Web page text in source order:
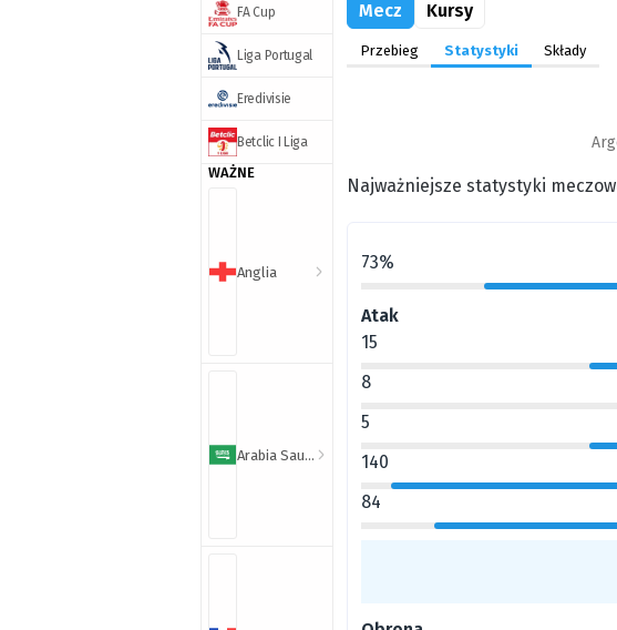
FA Cup
Liga Portugal
Eredivisie
Betclic I Liga
WAŻNE
Anglia
Arabia Saudyjska
Mecz Kursy
Przebieg Statystyki Składy
Najważniejsze statystyki
73%
Atak
15
8
5
140
84